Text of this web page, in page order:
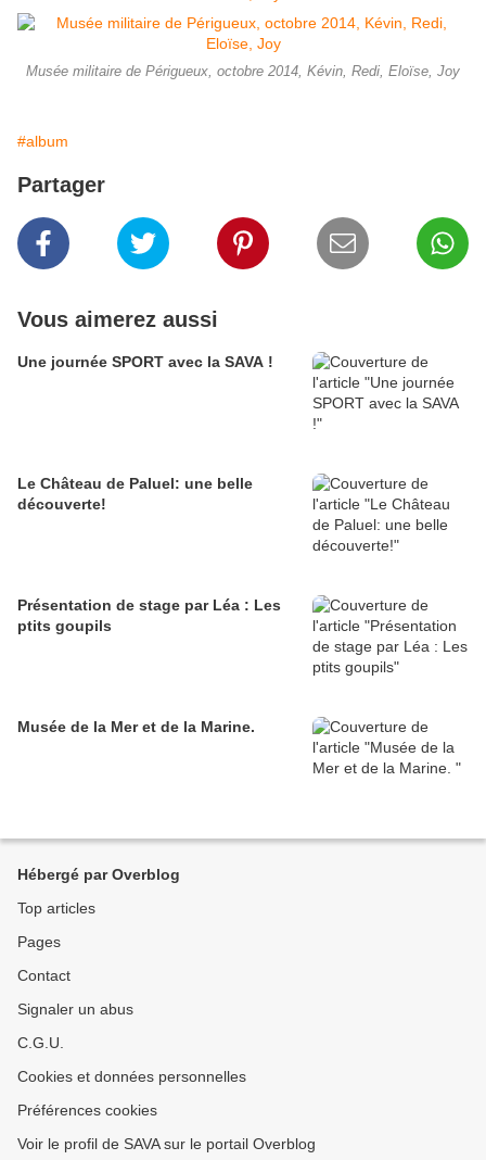
Musée militaire de Périgueux, octobre 2014, Kévin, Redi, Eloïse, Joy
#album
Partager
Vous aimerez aussi
Une journée SPORT avec la SAVA !
Le Château de Paluel: une belle
découverte!
Présentation de stage par Léa : Les
ptits goupils
Musée de la Mer et de la Marine.
Hébergé par Overblog
Top articles
Pages
Contact
Signaler un abus
C.G.U.
Cookies et données personnelles
Préférences cookies
Voir le profil de SAVA sur le portail Overblog